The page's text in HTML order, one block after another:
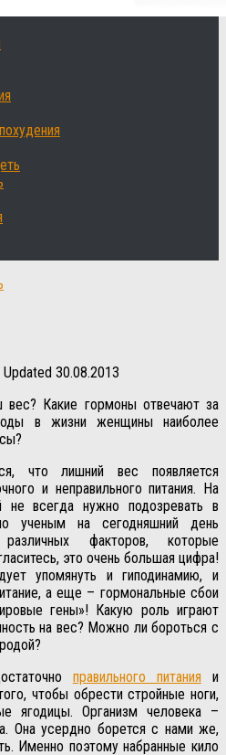
Updated 30.08.2013
Какие гормоны отвечают за
в жизни женщины наиболее
что лишний вес появляется
и неправильного питания. На
всегда нужно подозревать в
ученым на сегодняшний день
факторов, которые
это очень большая цифра!
упомянуть и гиподинамию, и
а еще – гормональные сбои
гены»! Какую роль играют
на вес? Можно ли бороться с
правильного питания и
чтобы обрести стройные ноги,
ягодицы. Организм человека –
Она усердно борется с нами же,
Именно поэтому набранные кило